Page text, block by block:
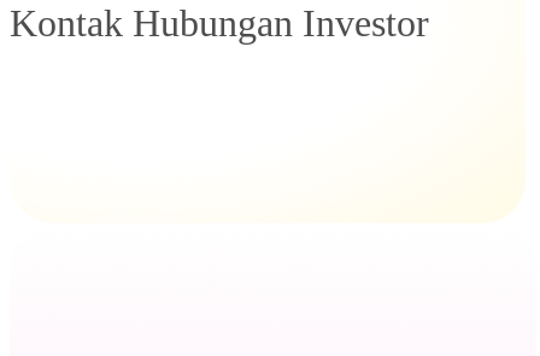
Kontak Hubungan Investor